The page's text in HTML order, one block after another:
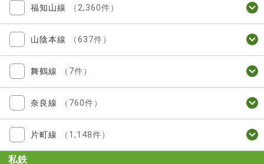
福知山線 （2,360件）
山陰本線 （637件）
舞鶴線 （7件）
奈良線 （760件）
片町線 （1,148件）
私鉄